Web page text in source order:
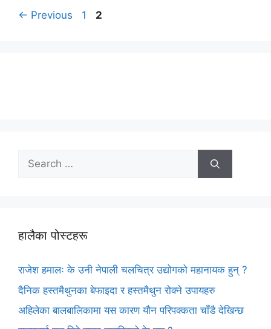
← Previous Page
1 Page
2
Search
for:
हालैका पोस्टहरू
राजेश हमालः के उनी नेपाली चलचित्र उद्योगको महानायक हुन् ?
दैनिक हस्तमैथुनका बेफाइदा र हस्तमैथुन रोक्ने उपायहरु
अहिलेका बालबालिकामा यस कारण यौन परिपक्कता चाँडै देखिन्छ